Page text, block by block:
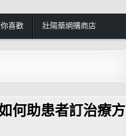
喜歡 壯陽藥網購商店
何助患者訂治療方